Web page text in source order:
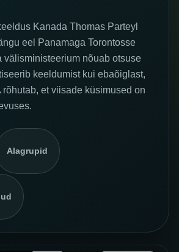
Kanada Thomas Parteyl
eel Panamaga Torontosse
välisministeerium nõuab otsuse
keeldumist kui ebaõiglast,
et viisade küsimused on
Alagrupid